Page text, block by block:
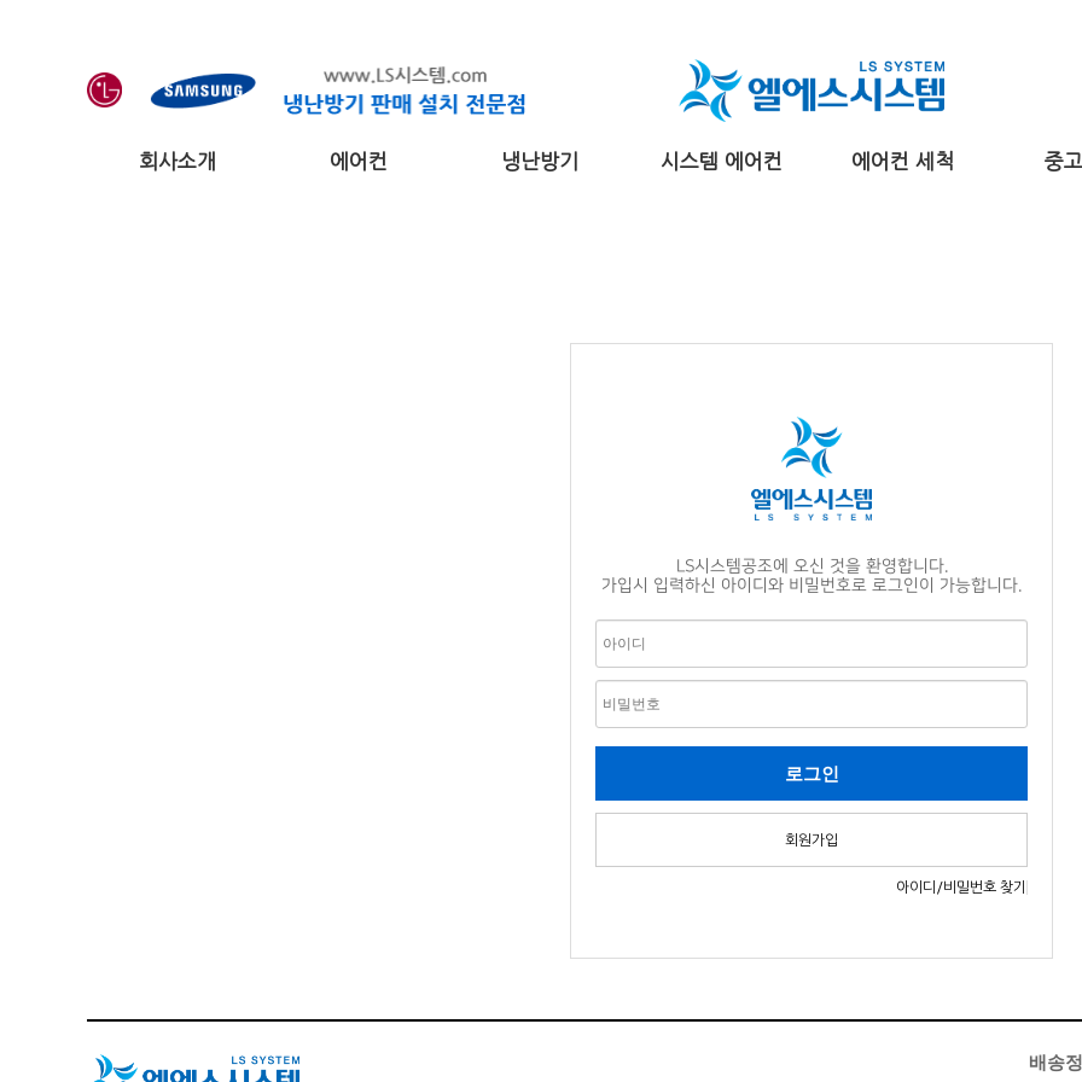
회사소개 에어컨 냉난방기 시스템 에어컨 에어컨 세척 중
LS시스템공조에 오신 것을 환영합니다.
가입시 입력하신 아이디와 비밀번호로 로그인이 가능합니다.
회원가입
아이디/비밀번호 찾기
배송